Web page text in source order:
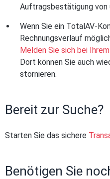
Auftragsbestätigung von
Wenn Sie ein TotalAV-
Rechnungsverlauf
Melden Sie sich bei
Dort können Sie auch
stornieren.
Bereit zur Suche?
Starten Sie das sichere
Benötigen Sie